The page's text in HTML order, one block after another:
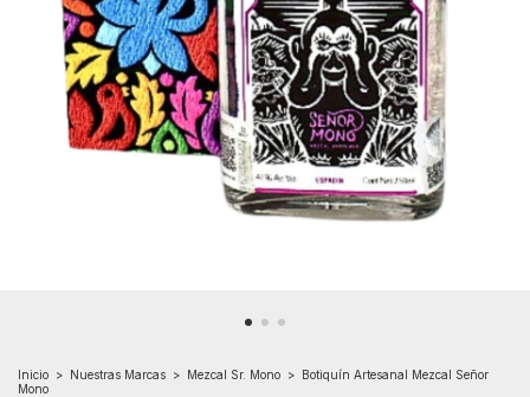
Inicio > Nuestras Marcas > Mezcal Sr. Mono > Botiquín Artesanal Mezcal Señor
Mono